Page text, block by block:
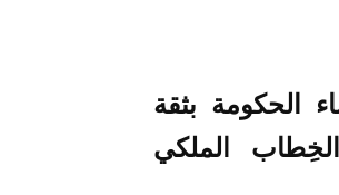
الحكومة بثقة
الملكي